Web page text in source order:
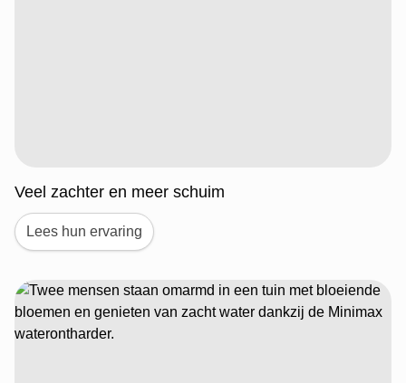
Veel zachter en meer schuim
Lees hun ervaring